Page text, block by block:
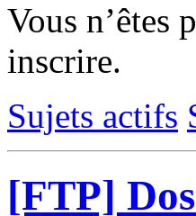
Vous n’êtes
inscrire.
Sujets actifs
[FTP]